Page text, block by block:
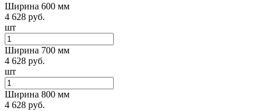
Ширина 600 мм
4 628 руб.
шт
Ширина 700 мм
4 628 руб.
шт
Ширина 800 мм
4 628 руб.